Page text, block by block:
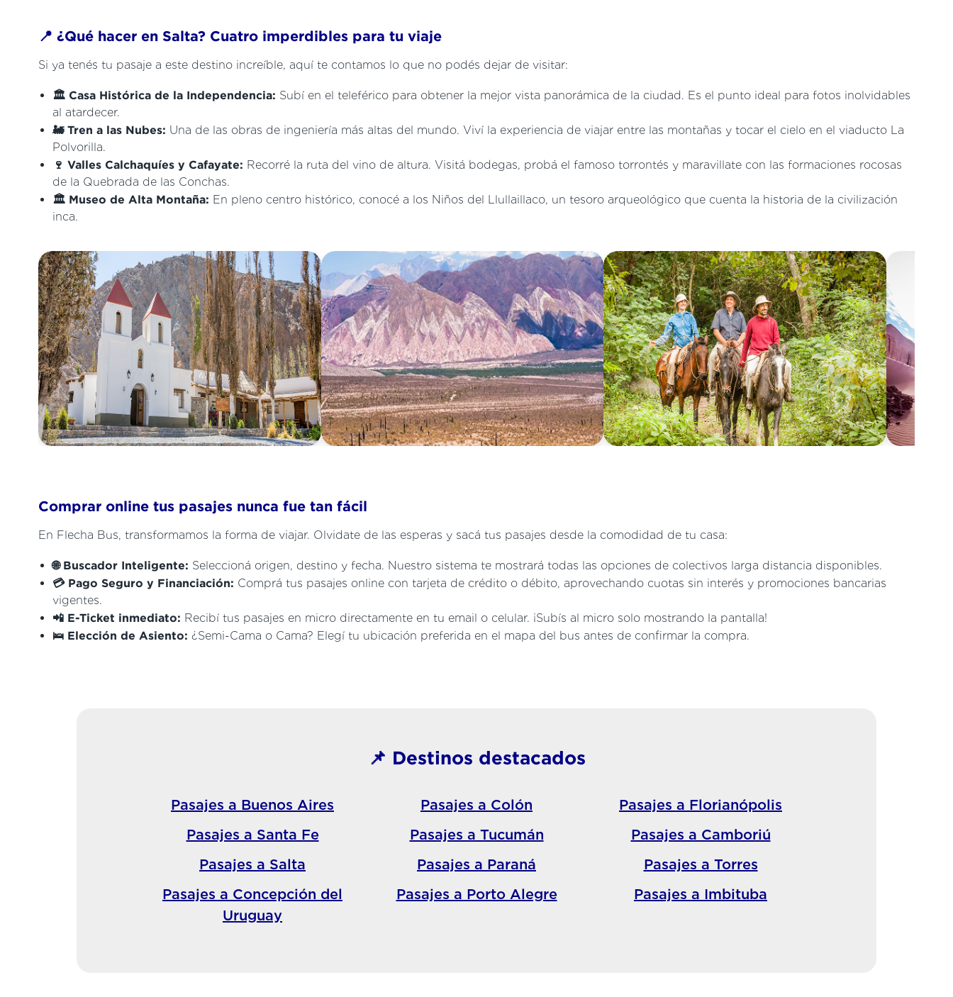
📍 ¿Qué hacer en Salta? Cuatro imperdibles para tu viaje
Si ya tenés tu pasaje a este destino increíble, aquí te contamos lo que no podés dejar de visitar:
🏛️ Casa Histórica de la Independencia: Subí en el teleférico para obtener la mejor vista panorámica de la ciudad. Es el punto ideal para fotos inolvidables
al atardecer.
🚂 Tren a las Nubes: Una de las obras de ingeniería más altas del mundo. Viví la experiencia de viajar entre las montañas y tocar el cielo en el viaducto La
Polvorilla.
🍷 Valles Calchaquíes y Cafayate: Recorré la ruta del vino de altura. Visitá bodegas, probá el famoso torrontés y maravillate con las formaciones rocosas
de la Quebrada de las Conchas.
🏛️ Museo de Alta Montaña: En pleno centro histórico, conocé a los Niños del Llullaillaco, un tesoro arqueológico que cuenta la historia de la civilización
inca.
Comprar online tus pasajes nunca fue tan fácil
En Flecha Bus, transformamos la forma de viajar. Olvidate de las esperas y sacá tus pasajes desde la comodidad de tu casa:
🌐 Buscador Inteligente: Seleccioná origen, destino y fecha. Nuestro sistema te mostrará todas las opciones de colectivos larga distancia disponibles.
💳 Pago Seguro y Financiación: Comprá tus pasajes online con tarjeta de crédito o débito, aprovechando cuotas sin interés y promociones bancarias
vigentes.
📲 E-Ticket inmediato: Recibí tus pasajes en micro directamente en tu email o celular. ¡Subís al micro solo mostrando la pantalla!
🛌 Elección de Asiento: ¿Semi-Cama o Cama? Elegí tu ubicación preferida en el mapa del bus antes de confirmar la compra.
📌 Destinos destacados
Pasajes a Buenos Aires Pasajes a Colón
Pasajes a Florianópolis
Pasajes a Santa Fe
Pasajes a Tucumán
Pasajes a Camboriú
Pasajes a Salta
Pasajes a Paraná
Pasajes a Torres
Pasajes a Concepción del
Uruguay
Pasajes a Porto Alegre Pasajes a Imbituba